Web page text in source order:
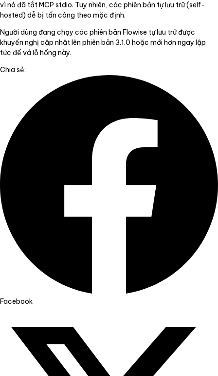
vì nó đã tắt MCP stdio. Tuy nhiên, các phiên bản tự lưu trữ (self-
hosted) dễ bị tấn công theo mặc định.
Người dùng đang chạy các phiên bản Flowise tự lưu trữ được
khuyến nghị cập nhật lên phiên bản 3.1.0 hoặc mới hơn ngay lập
tức để vá lỗ hổng này.
Chia sẻ:
Facebook